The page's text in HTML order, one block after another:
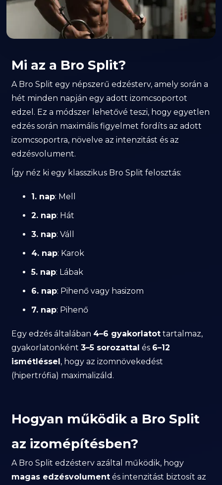
Mi az a Bro Split?
A Bro Split egy népszerű edzésterv, amely során a
hét minden napján egy adott izomcsoportot
edzel. Ez a módszer lehetővé teszi, hogy egyetlen
edzés során maximális figyelmet fordíts az adott
izomcsoportra, növelve az intenzitást és az
edzésvolument.
Így néz ki egy klasszikus Bro Split felosztás:
1. nap: Mell
2. nap: Hát
3. nap: Váll
4. nap: Karok
5. nap: Lábak
6. nap: Pihenő vagy hasizom
7. nap: Pihenő
Egy edzés általában 4–6 gyakorlatot tartalmaz,
gyakorlatonként3–5 sorozattal és 6–12
ismétléssel, hogy az izomnövekedést
(hipertrófia) maximalizáld.
Hogyan működik a Bro Split
az izomépítésben?
A Bro Split edzésterv azáltal működik, hogy
magas edzésvolument és intenzitást biztosít az